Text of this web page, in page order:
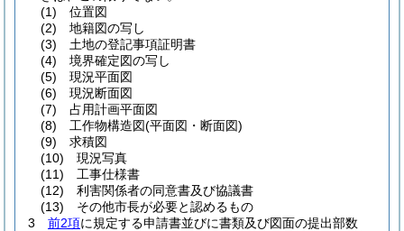
(1)
位置図
(2)
地籍図の写し
(3)
土地の登記事項証明書
(4)
境界確定図の写し
(5)
現況平面図
(6)
現況断面図
(7)
占用計画平面図
(8)
工作物構造図(平面図・断面図)
(9)
求積図
(10)
現況写真
(11)
工事仕様書
(12)
利害関係者の同意書及び協議書
(13)
その他市長が必要と認めるもの
3
前2項に規定する申請書並びに書類及び図面の提出部数